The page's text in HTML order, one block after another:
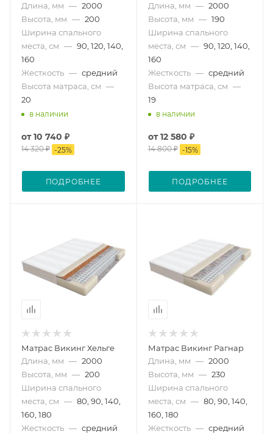
Длина, мм — 2000
Высота, мм — 200
Ширина спального
места, см — 90, 120, 140,
160
Жесткость — средний
Высота матраса, см —
20
в наличии
от10 740 ₽
14 320 ₽ -25%
ПОДРОБНЕЕ
Длина, мм — 2000
Высота, мм — 190
Ширина спального
места, см — 90, 120, 140,
160
Жесткость — средний
Высота матраса, см —
19
в наличии
от12 580 ₽
14 800 ₽ -15%
ПОДРОБНЕЕ
Матрас Викинг Хельге
Длина, мм — 2000
Высота, мм — 200
Ширина спального
места, см — 80, 90, 140,
160, 180
Жесткость — средний
Матрас Викинг Рагнар
Длина, мм — 2000
Высота, мм — 230
Ширина спального
места, см — 80, 90, 140,
160, 180
Жесткость — средний